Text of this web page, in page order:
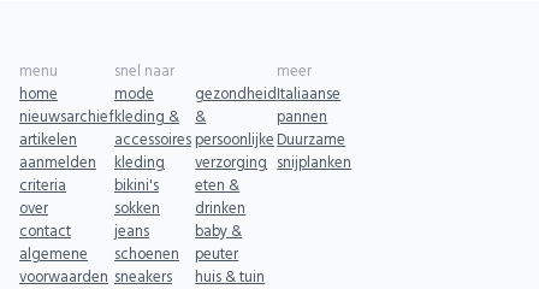
menu
home
nieuwsarchief
artikelen
aanmelden
criteria
over
contact
algemene
voorwaarden
snel naar
mode
kleding &
accessoires
kleding
bikini's
sokken
jeans
schoenen
sneakers
gezondheid
&
persoonlijke
verzorging
eten &
drinken
baby &
peuter
huis & tuin
meer
Italiaanse
pannen
Duurzame
snijplanken